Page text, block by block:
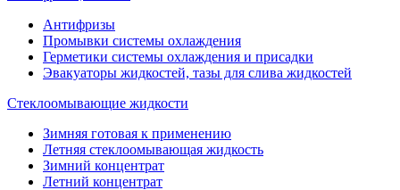
Антифризы
Промывки системы охлаждения
Герметики системы охлаждения и присадки
Эвакуаторы жидкостей, тазы для слива жидкостей
Стеклоомывающие жидкости
Зимняя готовая к применению
Летняя стеклоомывающая жидкость
Зимний концентрат
Летний концентрат